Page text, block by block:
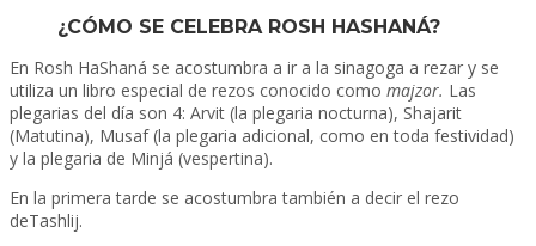
¿CÓMO SE CELEBRA ROSH HASHANÁ?
En Rosh HaShaná se acostumbra a ir a la sinagoga a rezar y se
utiliza un libro especial de rezos conocido como majzor. Las
plegarias del día son 4: Arvit (la plegaria nocturna), Shajarit
(Matutina), Musaf (la plegaria adicional, como en toda festividad)
y la plegaria de Minjá (vespertina).
En la primera tarde se acostumbra también a decir el rezo
deTashlij.